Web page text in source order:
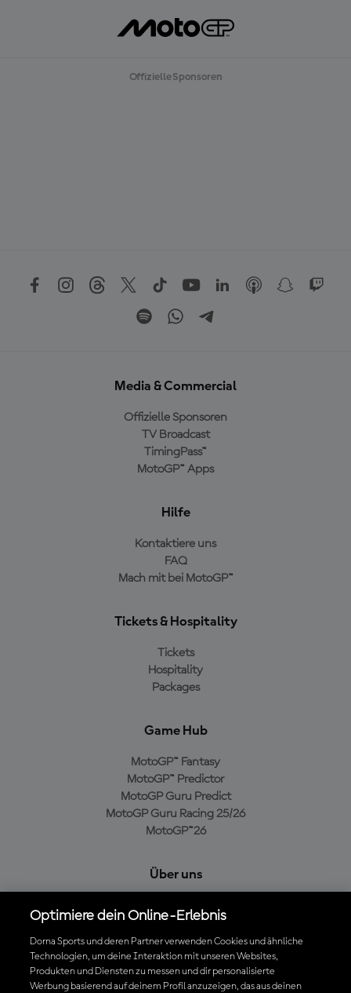
Offizielle Sponsoren
Media & Commercial
Offizielle Sponsoren
TV Broadcast
TimingPass™
MotoGP™ Apps
Hilfe
Kontaktiere uns
FAQ
Mach mit bei MotoGP™
Tickets & Hospitality
Tickets
Hospitality
Packages
Game Hub
MotoGP™ Fantasy
MotoGP™ Predictor
MotoGP Guru Predict
MotoGP Guru Racing 25/26
MotoGP™26
Über uns
Cookie-Richtlinien
Geschäftsbedingungen
Datenschutzrichtlinien
Kaufrichtlinie
Optimiere dein Online-Erlebnis
Dorna Sports und deren Partner verwenden Cookies und ähnliche
Technologien, um deine Interaktion mit unseren Websites,
Produkten und Diensten zu messen und dir personalisierte
Werbung basierend auf deinem Profil anzuzeigen, das aus deinen